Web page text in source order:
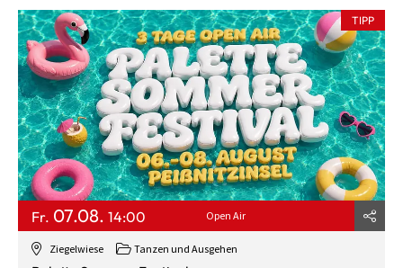
Ziegelwiese Tanzen und Ausgehen
TIPP
Fr. 07.08. 14:00 Open Air